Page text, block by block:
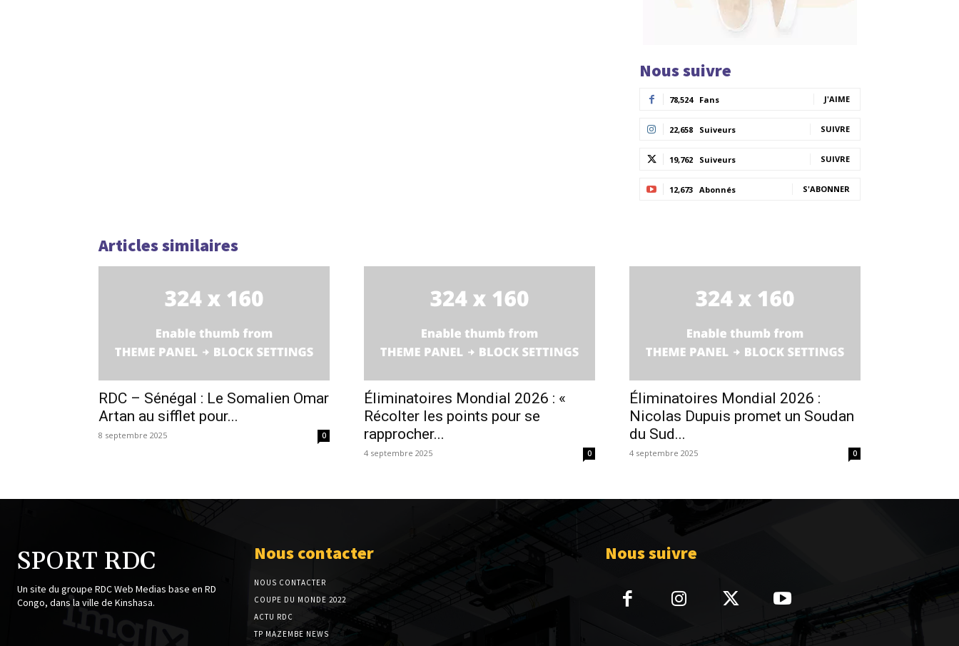
Nous suivre
78,524 Fans J'AIME
22,658 Suiveurs SUIVRE
19,762 Suiveurs SUIVRE
12,673 Abonnés S'ABONNER
Articles similaires
RDC – Sénégal : Le Somalien Omar
Artan au sifflet pour...
8 septembre 2025 0
Éliminatoires Mondial 2026 : «
Récolter les points pour se
rapprocher...
4 septembre 2025 0
Éliminatoires Mondial 2026 :
Nicolas Dupuis promet un Soudan
du Sud...
4 septembre 2025 0
SPORT RDC
Un site du groupe RDC Web Medias base en RD
Congo, dans la ville de Kinshasa.
Nous contacter
NOUS CONTACTER
COUPE DU MONDE 2022
ACTU RDC
TP MAZEMBE NEWS
Nous suivre